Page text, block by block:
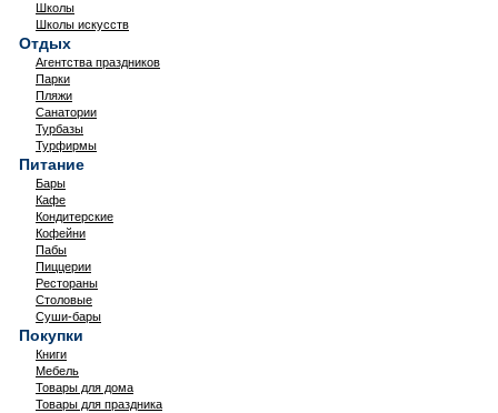
Школы
Школы искусств
Отдых
Агентства праздников
Парки
Пляжи
Санатории
Турбазы
Турфирмы
Питание
Бары
Кафе
Кондитерские
Кофейни
Пабы
Пиццерии
Рестораны
Столовые
Суши-бары
Покупки
Книги
Мебель
Товары для дома
Товары для праздника